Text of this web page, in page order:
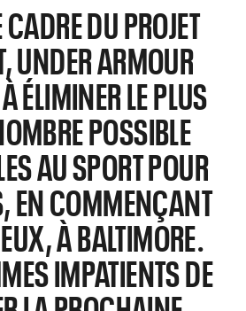
DU PROJET
UNDER ARMOUR
ÉLIMINER LE PLUS
POSSIBLE
AU SPORT POUR
EN COMMENÇANT
À BALTIMORE.
IMPATIENTS DE